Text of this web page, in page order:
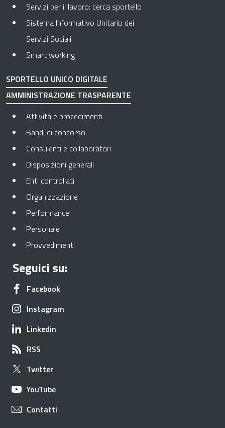
Servizi per il lavoro: cerca sportello
Sistema Informativo Unitario dei
Servizi Sociali
Smart working
SPORTELLO UNICO DIGITALE
AMMINISTRAZIONE TRASPARENTE
Attività e procedimenti
Bandi di concorso
Consulenti e collaboratori
Disposizioni generali
Enti controllati
Organizzazione
Performance
Personale
Provvedimenti
Seguici su:
FacebookApre in una nuova scheda
Instagram
Linkedin
RSS
TwitterApre in una nuova scheda
YouTubeApre in una nuova scheda
Contatti